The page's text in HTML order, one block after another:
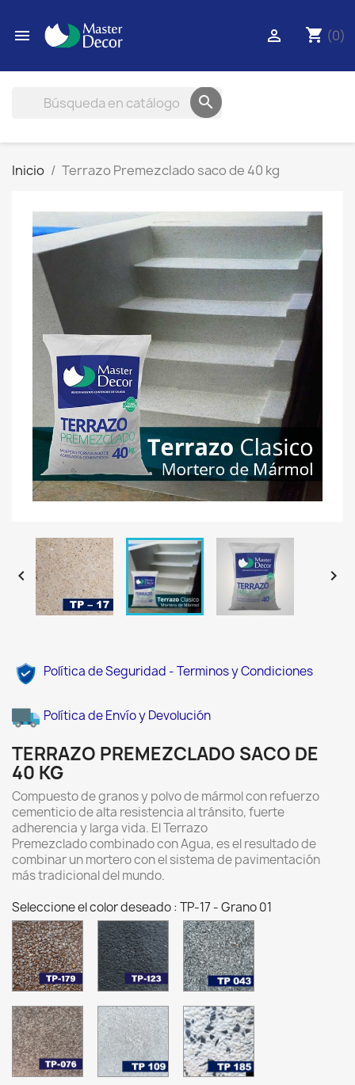
 shopping_cart (0)


Inicio Terrazo Premezclado saco de 40 kg
 
Política de Seguridad - Terminos y Condiciones
Política de Envío y Devolución
TERRAZO PREMEZCLADO SACO DE
40 KG
Compuesto de granos y polvo de mármol con refuerzo
cementicio de alta resistencia al tránsito, fuerte
adherencia y larga vida. El Terrazo
Premezclado combinado con Agua, es el resultado de
combinar un mortero con el sistema de pavimentación
más tradicional del mundo.
Seleccione el color deseado : TP-17 - Grano 01
TP-
179
Terrazo
Marron
Capuccino
-
Grano
01
TP-
123
Terrazo
Negro
Absoluto
30
-
Grano
01
TP-
043
Terrazo
Gris
Pewter
TP-
076
Terrazo
Gris
Bruma
TP-
109
Terrazo
Gris
Plata
TP-
185
Terrazo
Plata
Salpimienta